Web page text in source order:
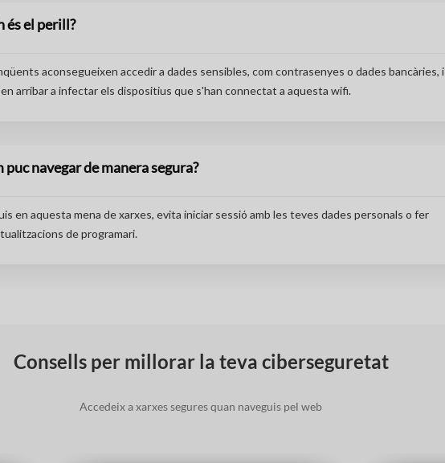
és el perill?
aconsegueixen accedir a dades sensibles, com contrasenyes o dades bancàries, i
arribar a infectar els dispositius que s'han connectat a aquesta wifi.
puc navegar de manera segura?
en aquesta mena de xarxes, evita iniciar sessió amb les teves dades personals o fer
de programari.
Consells per millorar la teva ciberseguretat
Accedeix a xarxes segures quan naveguis pel web